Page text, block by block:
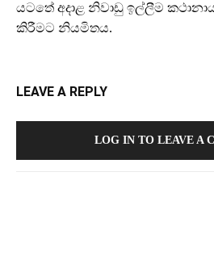
යටතේ අදාළ නිවාඩු ඉල්ලීම
කිරීමට නියමිතය.
LEAVE A REPLY
LOG IN TO LEAVE A